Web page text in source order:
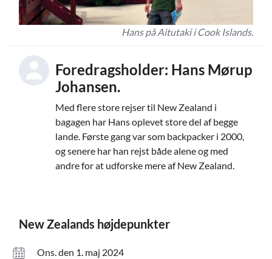
Hans på Aitutaki i Cook Islands.
Foredragsholder: Hans Mørup
Johansen.
Med flere store rejser til New Zealand i
bagagen har Hans oplevet store del af begge
lande. Første gang var som backpacker i 2000,
og senere har han rejst både alene og med
andre for at udforske mere af New Zealand.
New Zealands højdepunkter
ons. den 1. maj 2024